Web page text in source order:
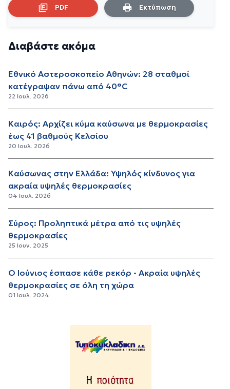
PDF Εκτύπωση
Διαβάστε ακόμα
Εθνικό Αστεροσκοπείο Αθηνών: 28 σταθμοί
κατέγραψαν πάνω από 40°C
22 Ιουλ. 2026
Καιρός: Αρχίζει κύμα καύσωνα με θερμοκρασίες
έως 41 βαθμούς Κελσίου
20 Ιουλ. 2026
Καύσωνας στην Ελλάδα: Υψηλός κίνδυνος για
ακραία υψηλές θερμοκρασίες
04 Ιουλ. 2026
Σύρος: Προληπτικά μέτρα από τις υψηλές
θερμοκρασίες
25 Ιουν. 2025
Ο Ιούνιος έσπασε κάθε ρεκόρ - Ακραία υψηλές
θερμοκρασίες σε όλη τη χώρα
01 Ιουλ. 2024